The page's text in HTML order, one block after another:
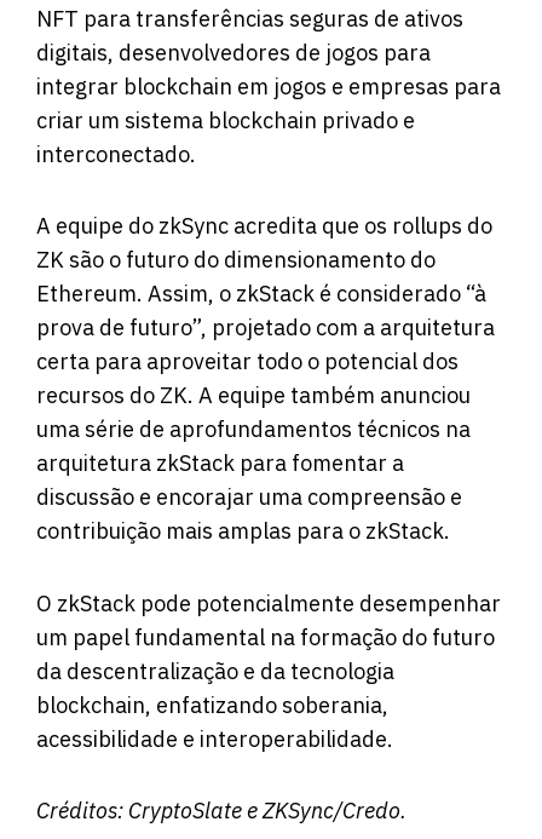
NFT para transferências seguras de ativos
digitais, desenvolvedores de jogos para
integrar blockchain em jogos e empresas para
criar um sistema blockchain privado e
interconectado.
A equipe do zkSync acredita que os rollups do
ZK são o futuro do dimensionamento do
Ethereum. Assim, o zkStack é considerado “à
prova de futuro”, projetado com a arquitetura
certa para aproveitar todo o potencial dos
recursos do ZK. A equipe também anunciou
uma série de aprofundamentos técnicos na
arquitetura zkStack para fomentar a
discussão e encorajar uma compreensão e
contribuição mais amplas para o zkStack.
O zkStack pode potencialmente desempenhar
um papel fundamental na formação do futuro
da descentralização e da tecnologia
blockchain, enfatizando soberania,
acessibilidade e interoperabilidade.
Créditos: CryptoSlatee ZKSync/Credo.